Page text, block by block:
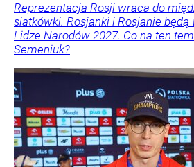
Reprezentacja Rosji wraca do
siatkówki. Rosjanki i Rosjanie
Lidze Narodów 2027. Co na ten
Semeniuk?